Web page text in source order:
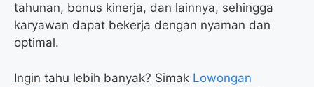
tahunan, bonus kinerja, dan lainnya, sehingga
karyawan dapat bekerja dengan nyaman dan
optimal.
Ingin tahu lebih banyak? Simak Lowongan